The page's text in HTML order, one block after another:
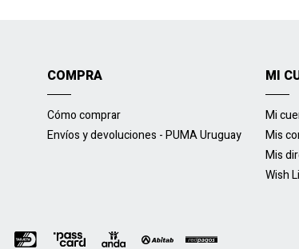
COMPRA
Cómo comprar
Envíos y devoluciones - PUMA Uruguay
MI
Mi
Mis
Mis
Wish